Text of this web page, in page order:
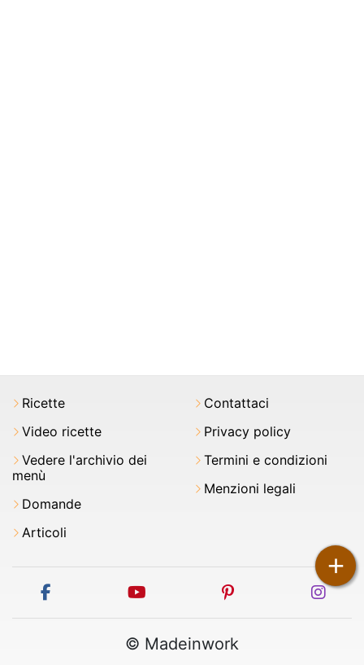
+
Ricette
Video ricette
Vedere l'archivio dei
menù
Domande
Articoli
Contattaci
Privacy policy
Termini e condizioni
Menzioni legali
facebook youtube pinterest
© Madeinwork